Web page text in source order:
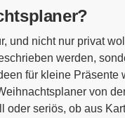
und nicht nur privat
werden,
für kleine
von
oder seriös, ob aus